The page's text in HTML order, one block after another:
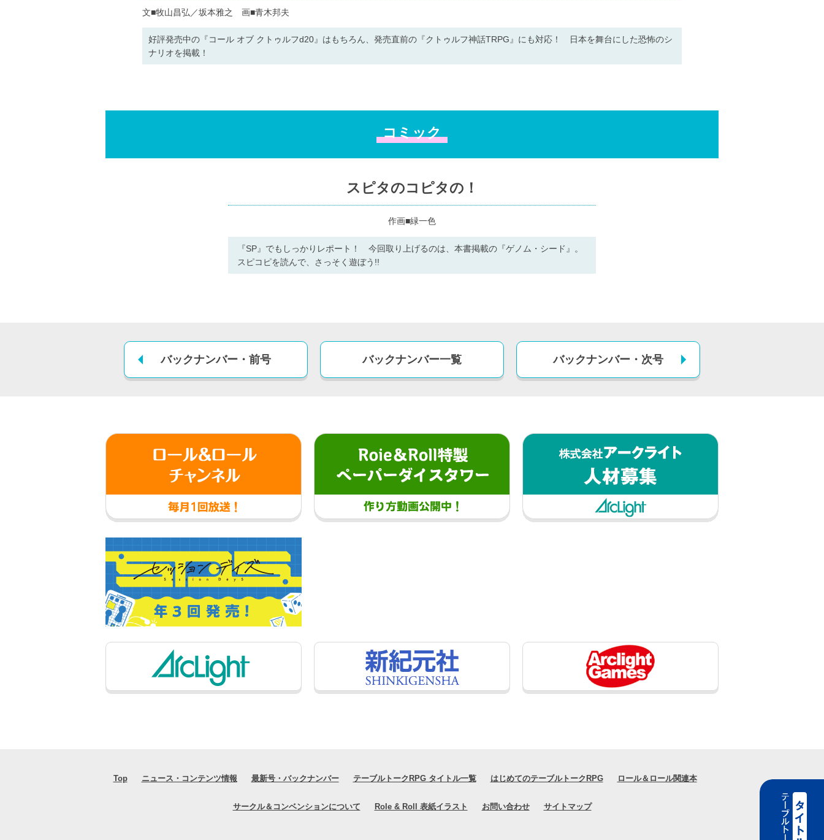
文■牧山昌弘／坂本雅之 画■青木邦夫
好評発売中の『コール オブ クトゥルフd20』はもちろん、発売直前の『クトゥルフ神話TRPG』にも対応！ 日本を舞台にした恐怖のシ
ナリオを掲載！
コミック
スピタのコピタの！
作画■緑一色
『SP』でもしっかりレポート！ 今回取り上げるのは、本書掲載の『ゲノム・シード』。
スピコピを読んで、さっそく遊ぼう!!
バックナンバー ・ 前号 バックナンバー一覧 バックナンバー ・ 次号
Top ニュース・コンテンツ情報 最新号・バックナンバー テーブルトークRPG タイトル一覧 はじめてのテーブルトークRPG ロール＆ロール関連本
サークル＆コンベンションについて Role & Roll 表紙イラスト お問い合わせ サイトマップ